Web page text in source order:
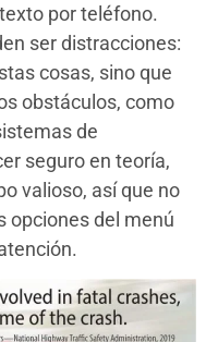
por teléfono.
ser distracciones:
cosas, sino que
obstáculos, como
de
seguro en teoría,
valioso, así que no
opciones del menú